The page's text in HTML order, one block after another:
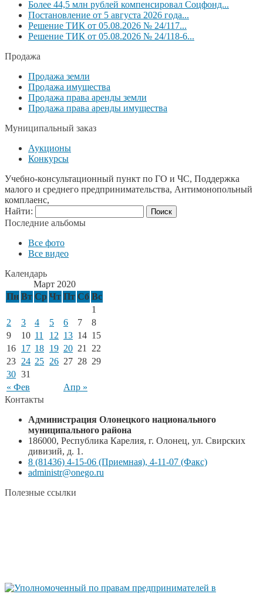
Более 44,5 млн рублей компенсировал Соцфонд...
Постановление от 5 августа 2026 года...
Решение ТИК от 05.08.2026 № 24/117...
Решение ТИК от 05.08.2026 № 24/118-6...
Продажа
Продажа земли
Продажа имущества
Продажа права аренды земли
Продажа права аренды имущества
Муниципальный заказ
Аукционы
Конкурсы
Учебно-консультационный пункт по ГО и ЧС, Поддержка
малого и среднего предпринимательства, Антимонопольный
комплаенс,
Найти:
Последние альбомы
Все фото
Все видео
Календарь
Март 2020
Пн Вт Ср Чт Пт Сб Вс
« Фев Апр »
1
2
3 4 5 6 7
8
9
10 11 12 13 14 15
16 17 18 19 20 21
22
23 24 25 26 27 28 29
30 31
Контакты
Администрация Олонецкого национального
муниципального района
186000, Республика Карелия, г. Олонец, ул. Свирских
дивизий, д. 1.
8 (81436) 4-15-06 (Приемная), 4-11-07 (Факс)
administr@onego.ru
Полезные ссылки